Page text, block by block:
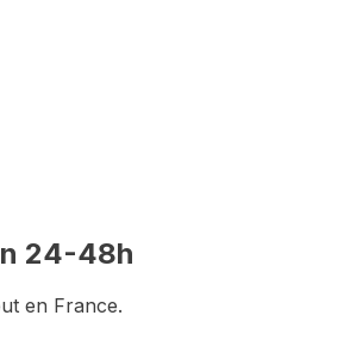
24-48h
en France.